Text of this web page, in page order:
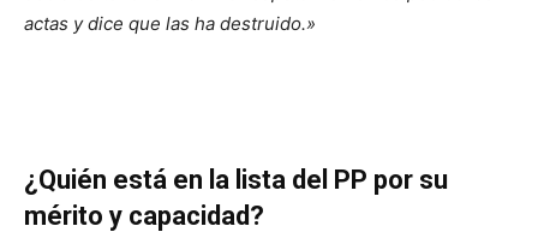
actas y dice que las ha destruido.»
¿Quién está en la lista del PP por su
mérito y capacidad?